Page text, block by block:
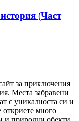
(Част
за приключения
Места забравени
с уникалноста си и
откриете много
и природни обекти,